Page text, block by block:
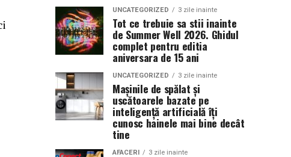
UNCATEGORIZED 3 zile inainte
Tot ce trebuie sa stii inainte
de Summer Well 2026. Ghidul
complet pentru editia
aniversara de 15 ani
UNCATEGORIZED 3 zile inainte
Mașinile de spălat și
uscătoarele bazate pe
inteligență artificială îți
cunosc hainele mai bine decât
tine
AFACERI 3 zile inainte